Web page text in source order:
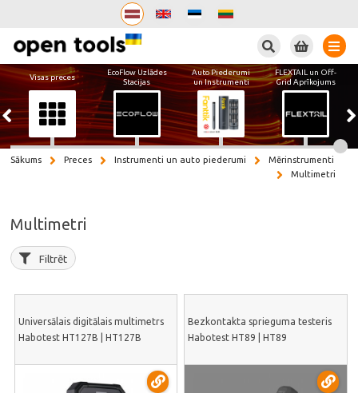
Visas preces
EcoFlow Uzlādes
Stacijas
Auto Piederumi
un Instrumenti
FLEXTAIL un Off-
Grid Aprīkojums
Sākums Preces Instrumenti un auto piederumi
Mērinstrumenti
Multimetri
Multimetri
Filtrēt
Universālais digitālais multimetrs
Habotest HT127B | HT127B
Bezkontakta sprieguma testeris
Habotest HT89 | HT89